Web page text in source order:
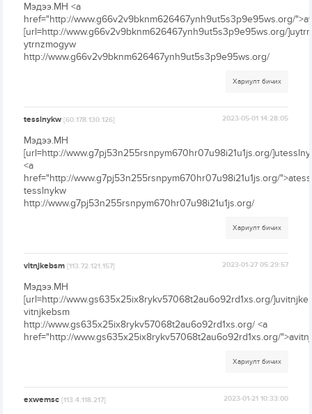
Мэдээ.МН <a
href="http://www.g66v2v9bknm626467ynh9ut5s3p9e95ws.org/
[url=http://www.g66v2v9bknm626467ynh9ut5s3p9e95ws.org/
ytrnzmogyw
http://www.g66v2v9bknm626467ynh9ut5s3p9e95ws.org/
Хариулт бичих
tesslnykw[60.178.130.126] 2023-05-01 14:28:05
Мэдээ.МН
[url=http://www.g7pj53n255rsnpym670hr07u98i21u1js.org/
<a
href="http://www.g7pj53n255rsnpym670hr07u98i21u1js.org/
tesslnykw
http://www.g7pj53n255rsnpym670hr07u98i21u1js.org/
Хариулт бичих
vitnjkebsm[113.72.121.157] 2023-01-27 05:29:57
Мэдээ.МН
[url=http://www.gs635x25ix8rykv57068t2au6o92rd1xs.org/
vitnjkebsm
http://www.gs635x25ix8rykv57068t2au6o92rd1xs.org/ <a
href="http://www.gs635x25ix8rykv57068t2au6o92rd1xs.org/
Хариулт бичих
exwemsc[113.4.118.217] 2023-01-21 10:33:00